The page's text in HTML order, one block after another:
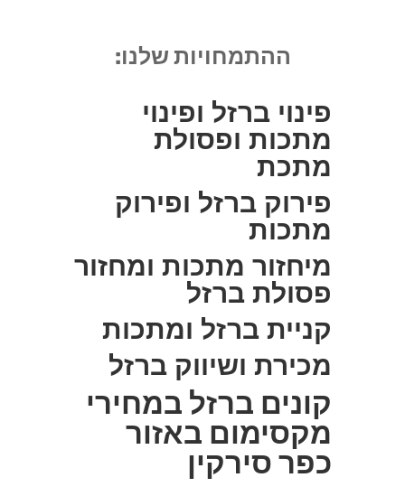
ההתמחויות שלנו:
פינוי ברזל ופינוי
מתכות ופסולת
מתכת
פירוק ברזל ופירוק
מתכות
מיחזור מתכות ומחזור
פסולת ברזל
קניית ברזל ומתכות
מכירת ושיווק ברזל
קונים ברזל במחירי
מקסימום באזור
כפר סירקין